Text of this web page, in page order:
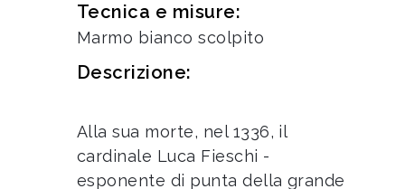
Tecnica e misure:
Marmo bianco scolpito
Descrizione:
Alla sua morte, nel 1336, il
cardinale Luca Fieschi -
esponente di punta della grande